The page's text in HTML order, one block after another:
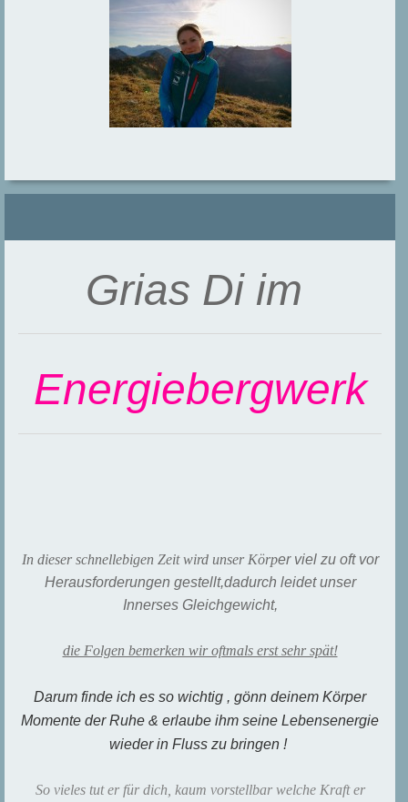
Grias Di im
Energiebergwerk
In dieser schnellebigen Zeit wird unser Körper viel zu oft vor
Herausforderungen gestellt,dadurch leidet unser
Innerses Gleichgewicht,
die Folgen bemerken wir oftmals erst sehr spät!
Darum finde ich es so wichtig , gönn deinem Körper
Momente der Ruhe & erlaube ihm seine Lebensenergie
wieder in Fluss zu bringen !
So vieles tut er für dich, kaum vorstellbar welche Kraft er